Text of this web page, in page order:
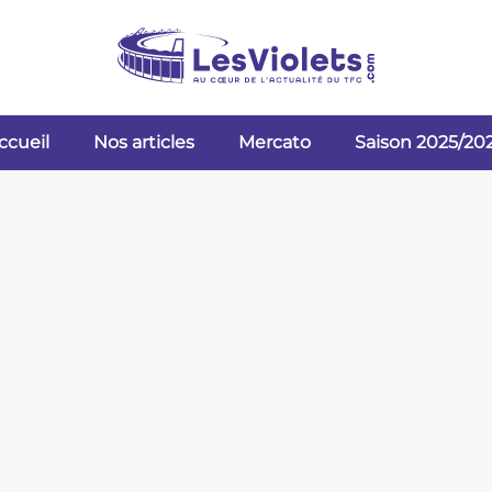
Nos articles Mercato Saison 2025/